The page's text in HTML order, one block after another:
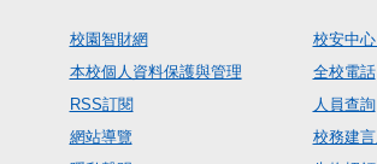
校園智財網
本校個人資料保護與管理
RSS訂閱
網站導覽
校安中
全校電話
人員查詢
校務建